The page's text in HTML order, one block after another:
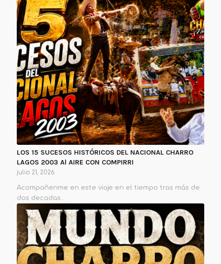
LOS 15 SUCESOS HISTÓRICOS DEL NACIONAL CHARRO
LAGOS 2003 Al AIRE CON COMPIRRI
julio 21, 2026
Acompañenme en este viaje en el tiempo tras más de
dos decadas…